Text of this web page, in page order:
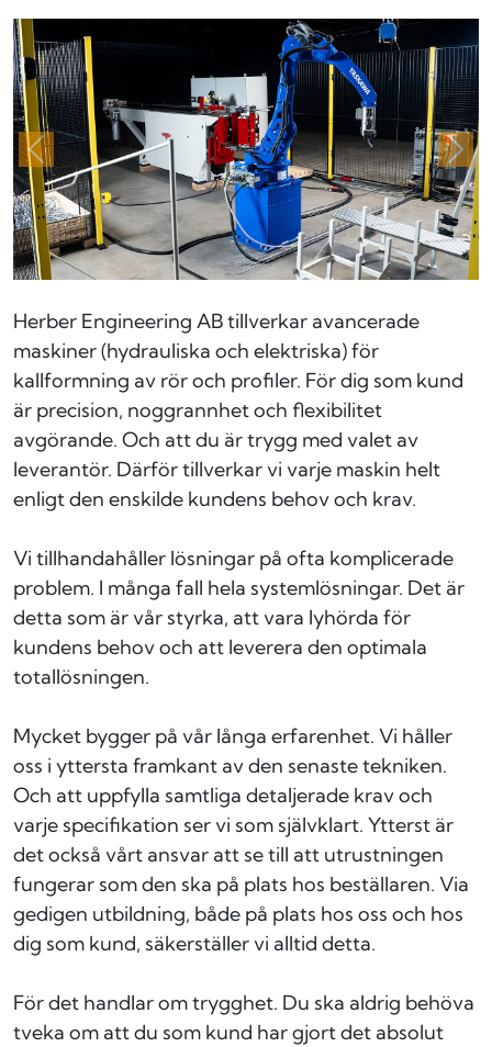
Föregående
Herber Engineering AB tillverkar avancerade
maskiner (hydrauliska och elektriska) för
kallformning av rör och profiler. För dig som kund
är precision, noggrannhet och flexibilitet
avgörande. Och att du är trygg med valet av
leverantör. Därför tillverkar vi varje maskin helt
enligt den enskilde kundens behov och krav.
Vi tillhandahåller lösningar på ofta komplicerade
problem. I många fall hela systemlösningar. Det är
detta som är vår styrka, att vara lyhörda för
kundens behov och att leverera den optimala
totallösningen.
Mycket bygger på vår långa erfarenhet. Vi håller
oss i yttersta framkant av den senaste tekniken.
Och att uppfylla samtliga detaljerade krav och
varje specifikation ser vi som självklart. Ytterst är
det också vårt ansvar att se till att utrustningen
fungerar som den ska på plats hos beställaren. Via
gedigen utbildning, både på plats hos oss och hos
dig som kund, säkerställer vi alltid detta.
För det handlar om trygghet. Du ska aldrig behöva
tveka om att du som kund har gjort det absolut